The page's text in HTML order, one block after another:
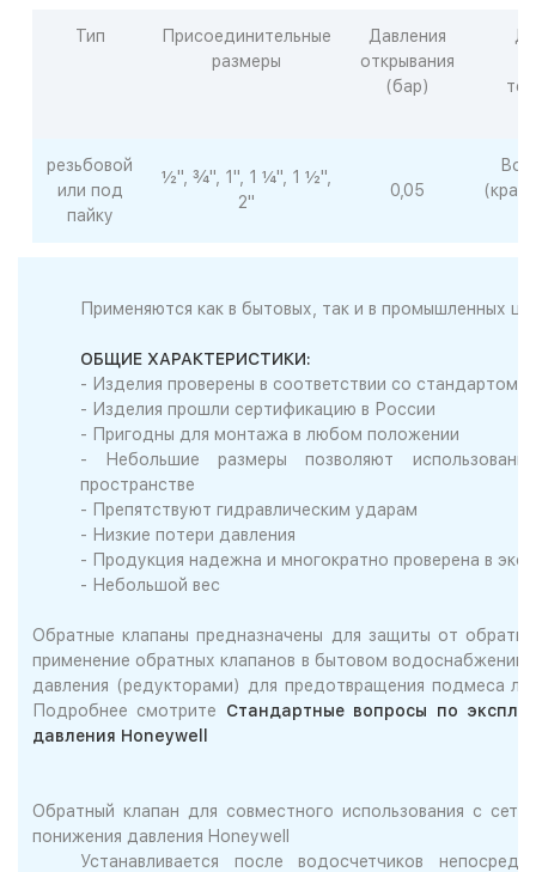
Тип
Присоединительные
размеры
Давления
открывания
(бар)
резьбовой
или под
пайку
½", ¾", 1", 1 ¼", 1 ½",
2"
0,05
Применяются как в бытовых, так и в промышленных
ОБЩИЕ ХАРАКТЕРИСТИКИ:
- Изделия проверены в соответствии со стандартом
- Изделия прошли сертификацию в России
- Пригодны для монтажа в любом положении
- Небольшие размеры позволяют
пространстве
- Препятствуют гидравлическим ударам
- Низкие потери давления
- Продукция надежна и многократно проверена в
- Небольшой вес
Обратные клапаны предназначены для защиты от
применение обратных клапанов в бытовом водоснабжении
давления (редукторами) для предотвращения подмеса
Подробнее смотрите Стандартные вопросы по
давления Honeywell
Обратный клапан для совместного использования с
понижения давления Honeywell
Устанавливается после водосчетчиков